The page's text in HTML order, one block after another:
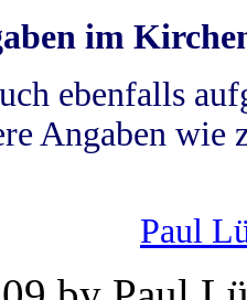
im
ebenfalls
Angaben wie
Paul